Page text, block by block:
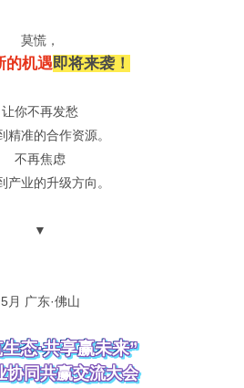
莫慌，
的机遇即将来袭！
让你不再发愁
精准的合作资源。
不再焦虑
产业的升级方向。
▼
5月 广东·佛山
态·共享赢未来”
协同共赢交流大会